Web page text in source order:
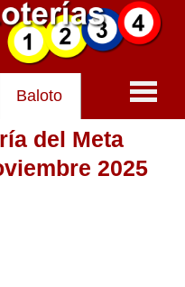
Baloto
del Meta
2025